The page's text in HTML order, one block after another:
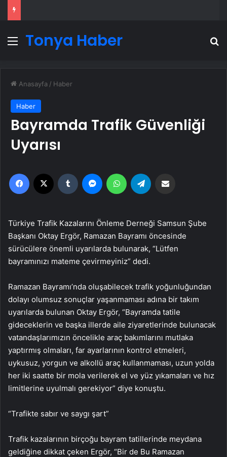
Menü
Tonya Haber
Anasayfa / Haber
Haber
Bayramda Trafik Güvenliği
Uyarısı
Facebook Tumblr MessengerWhatsApp
Türkiye Trafik Kazalarını Önleme Derneği Samsun Şube
Başkanı Oktay Ergör, Ramazan Bayramı öncesinde
sürücülere önemli uyarılarda bulunarak, “Lütfen
bayramınızı mateme çevirmeyiniz” dedi.
Ramazan Bayramı’nda oluşabilecek trafik yoğunluğundan
dolayı olumsuz sonuçlar yaşanmaması adına bir takım
uyarılarda bulunan Oktay Ergör, “Bayramda tatile
gideceklerin ve başka illerde aile ziyaretlerinde bulunacak
vatandaşlarımızın öncelikle araç bakımlarını mutlaka
yaptırmış olmaları, far ayarlarının kontrol etmeleri,
uykusuz, yorgun ve alkollü araç kullanmaması, uzun yolda
her iki saatte bir mola verilerek el ve yüz yıkamaları ve hız
limitlerine uyulmalı gerekiyor” diye konuştu.
“Trafikte sabır ve saygı şart”
Trafik kazalarının birçoğu bayram tatillerinde meydana
geldiğine dikkat çeken Ergör, “Bir de Bu Ramazan